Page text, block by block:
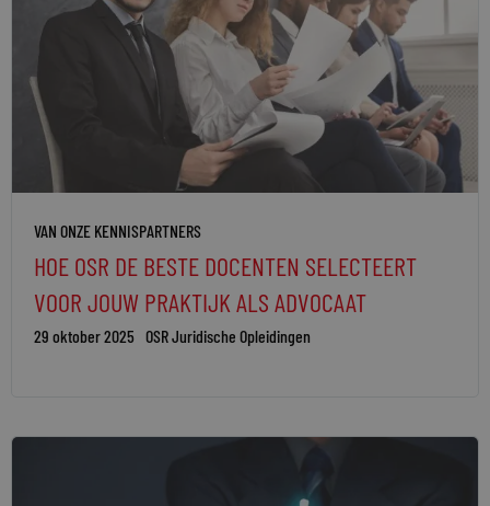
VAN ONZE KENNISPARTNERS
HOE OSR DE BESTE DOCENTEN SELECTEERT
VOOR JOUW PRAKTIJK ALS ADVOCAAT
29 oktober 2025 OSR Juridische Opleidingen